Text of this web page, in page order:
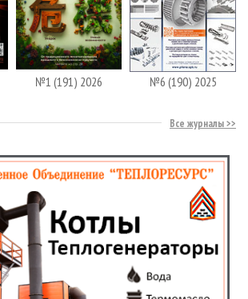
№1 (191) 2026 №6 (190) 2025
Все журналы